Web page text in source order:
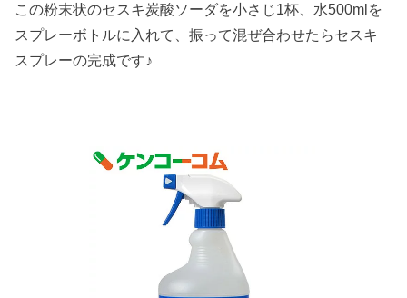
この粉末状のセスキ炭酸ソーダを小さじ1杯、水500mlを
スプレーボトルに入れて、振って混ぜ合わせたらセスキ
スプレーの完成です♪